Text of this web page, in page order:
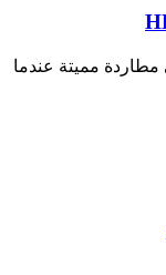
مطاردة مميتة عندما